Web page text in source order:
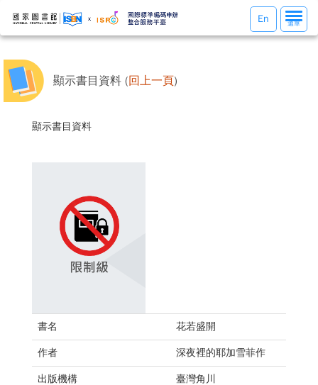
選
單
選單
En
顯示書目資料 (回上一頁)
顯示書目資料
書名 花若盛開
作者 深夜裡的耶加雪菲作
出版機構 臺灣角川